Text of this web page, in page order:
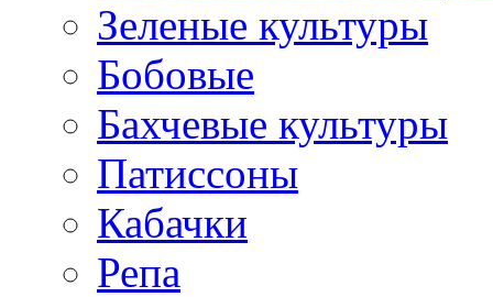
Зеленые культуры
Бобовые
Бахчевые культуры
Патиссоны
Кабачки
Репа